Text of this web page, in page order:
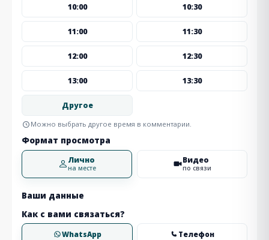
10:00 10:30
11:00 11:30
12:00 12:30
13:00 13:30
Другое
Можно выбрать другое время в комментарии.
Формат просмотра
Лично
на месте
Видео
по связи
Ваши данные
Как с вами связаться?
WhatsApp Телефон